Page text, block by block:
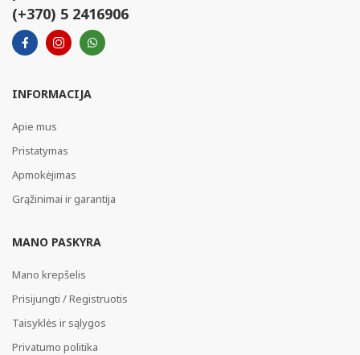
(+370) 5 2416906
INFORMACIJA
Apie mus
Pristatymas
Apmokėjimas
Grąžinimai ir garantija
MANO PASKYRA
Mano krepšelis
Prisijungti / Registruotis
Taisyklės ir sąlygos
Privatumo politika